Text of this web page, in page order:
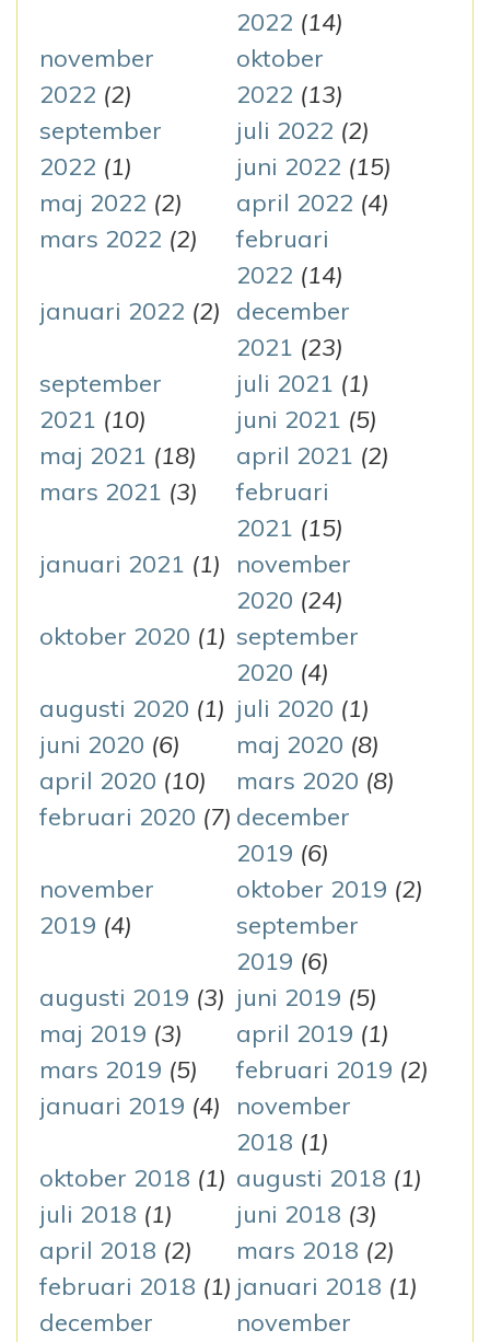
2022 (14)
november
2022 (2)
oktober
2022 (13)
september
2022 (1)
juli 2022 (2)
juni 2022 (15)
maj 2022 (2) april 2022 (4)
mars 2022 (2)
februari
2022 (14)
januari 2022 (2)
december
2021 (23)
september
2021 (10)
juli 2021 (1)
juni 2021 (5)
maj 2021 (18) april 2021 (2)
mars 2021 (3)
februari
2021 (15)
januari 2021 (1)
november
2020 (24)
oktober 2020 (1) september
2020 (4)
augusti 2020 (1) juli 2020 (1)
juni 2020 (6) maj 2020 (8)
april 2020 (10) mars 2020 (8)
februari 2020 (7) december
2019 (6)
november
2019 (4)
oktober 2019 (2)
september
2019 (6)
augusti 2019 (3) juni 2019 (5)
maj 2019 (3) april 2019 (1)
mars 2019 (5) februari 2019 (2)
januari 2019 (4)
november
2018 (1)
oktober 2018 (1) augusti 2018 (1)
juli 2018 (1) juni 2018 (3)
april 2018 (2) mars 2018 (2)
februari 2018 (1) januari 2018 (1)
december
november